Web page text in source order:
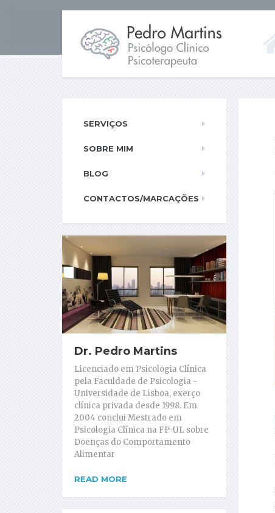
SERVIÇOS
SOBRE MIM
BLOG
CONTACTOS/MARCAÇÕES
Dr. Pedro Martins
Licenciado em Psicologia Clínica
pela Faculdade de Psicologia -
Universidade de Lisboa, exerço
clínica privada desde 1998. Em
2004 conclui Mestrado em
Psicologia Clínica na FP-UL sobre
Doenças do Comportamento
Alimentar
READ MORE